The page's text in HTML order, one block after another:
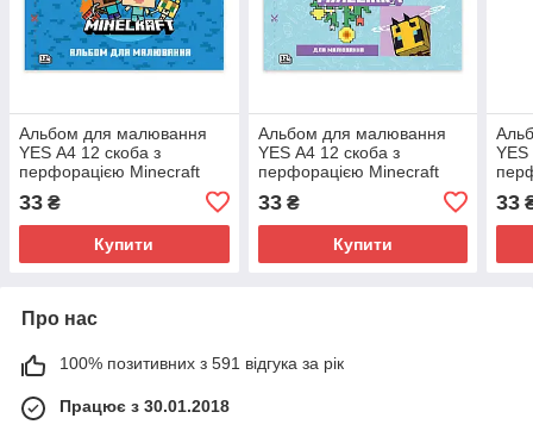
Альбом для малювання
YES А4 12 скоба з
перфорацією Minecraft
33 ₴
Купити
Альбом для малювання
YES А4 12 скоба з
перфорацією Minecraft
33₴
Купити
YES
33
Про нас
100% позитивних з 591 відгука за рік
Працює з 30.01.2018